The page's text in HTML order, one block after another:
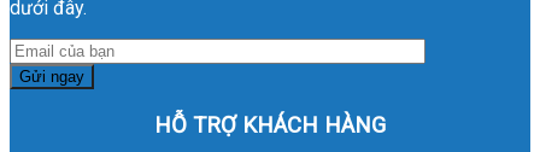
dưới đây.
HỖ TRỢ KHÁCH HÀNG